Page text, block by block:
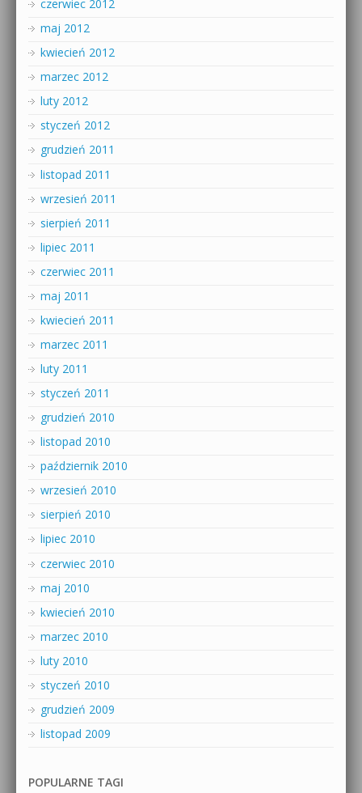
czerwiec 2012
maj 2012
kwiecień 2012
marzec 2012
luty 2012
styczeń 2012
grudzień 2011
listopad 2011
wrzesień 2011
sierpień 2011
lipiec 2011
czerwiec 2011
maj 2011
kwiecień 2011
marzec 2011
luty 2011
styczeń 2011
grudzień 2010
listopad 2010
październik 2010
wrzesień 2010
sierpień 2010
lipiec 2010
czerwiec 2010
maj 2010
kwiecień 2010
marzec 2010
luty 2010
styczeń 2010
grudzień 2009
listopad 2009
POPULARNE TAGI